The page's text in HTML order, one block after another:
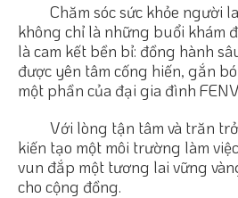
Chăm sóc sức khỏe người
không chỉ là những buổi khám
là cam kết bền bỉ: đồng hành
được yên tâm cống hiến, gắn
một phần của đại gia đình
Với lòng tận tâm và trăn
kiến tạo một môi trường làm
vun đắp một tương lai vững
cho cộng đồng.